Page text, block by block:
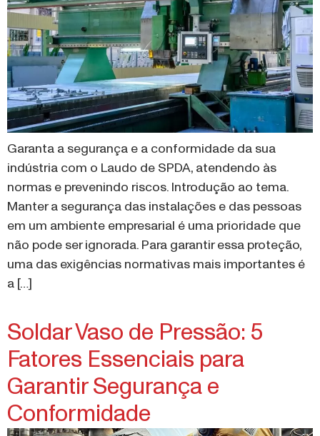
Garanta a segurança e a conformidade da sua
indústria com o Laudo de SPDA, atendendo às
normas e prevenindo riscos. Introdução ao tema.
Manter a segurança das instalações e das pessoas
em um ambiente empresarial é uma prioridade que
não pode ser ignorada. Para garantir essa proteção,
uma das exigências normativas mais importantes é
a […]
Soldar Vaso de Pressão: 5
Fatores Essenciais para
Garantir Segurança e
Conformidade